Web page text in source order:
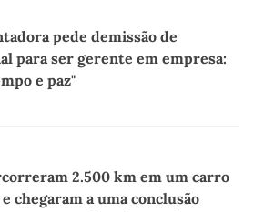
pede demissão de
para ser gerente em empresa:
e paz"
2.500 km em um carro
chegaram a uma conclusão